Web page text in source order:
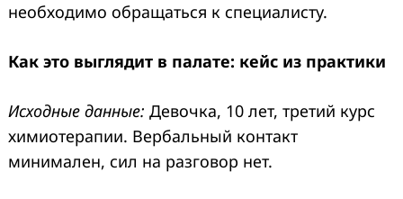
необходимо обращаться к специалисту.
Как это выглядит в палате: кейс из практики
Исходные данные: Девочка, 10 лет, третий курс
химиотерапии. Вербальный контакт
минимален, сил на разговор нет.